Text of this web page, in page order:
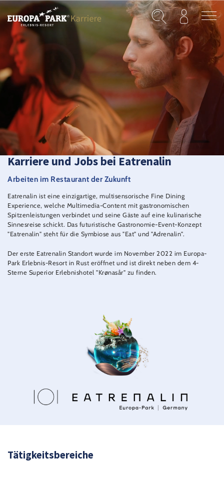
Direkt zum Inhalt
Karriere und Jobs bei Eatrenalin
Arbeiten im Restaurant der Zukunft
Eatrenalin ist eine einzigartige, multisensorische Fine Dining
Experience, welche Multimedia-Content mit gastronomischen
Spitzenleistungen verbindet und seine Gäste auf eine kulinarische
Sinnesreise schickt. Das futuristische Gastronomie-Event-Konzept
"Eatrenalin" steht für die Symbiose aus "Eat" und "Adrenalin".
Der erste Eatrenalin Standort wurde im November 2022 im Europa-
Park Erlebnis-Resort in Rust eröffnet und ist direkt neben dem 4-
Sterne Superior Erlebnishotel "Krønasår" zu finden.
Tätigkeitsbereiche